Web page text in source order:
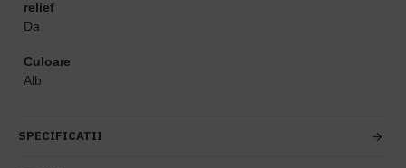
relief
Da
Culoare
Alb
SPECIFICATII